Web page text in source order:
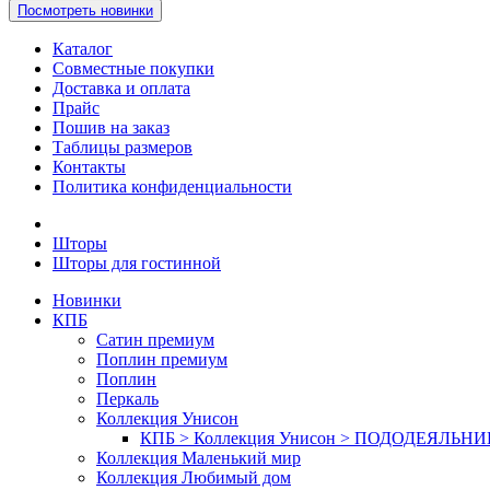
Посмотреть новинки
Каталог
Совместные покупки
Доставка и оплата
Прайс
Пошив на заказ
Таблицы размеров
Контакты
Политика конфиденциальности
Шторы
Шторы для гостинной
Новинки
КПБ
Сатин премиум
Поплин премиум
Поплин
Перкаль
Коллекция Унисон
КПБ > Коллекция Унисон >
Коллекция Маленький мир
Коллекция Любимый дом